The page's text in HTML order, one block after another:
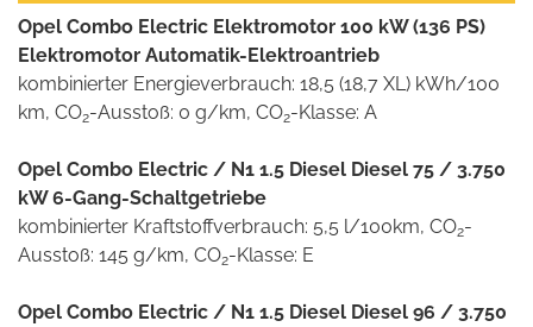
Opel Combo Electric Elektromotor 100 kW (136 PS)
Elektromotor Automatik-Elektroantrieb
kombinierter Energieverbrauch: 18,5 (18,7 XL) kWh/100
km, CO2-Ausstoß: 0 g/km, CO2-Klasse: A
Opel Combo Electric / N1 1.5 Diesel Diesel 75 / 3.750
kW 6-Gang-Schaltgetriebe
kombinierter Kraftstoffverbrauch: 5,5 l/100km, CO2-
Ausstoß: 145 g/km, CO2-Klasse: E
Opel Combo Electric / N1 1.5 Diesel Diesel 96 / 3.750